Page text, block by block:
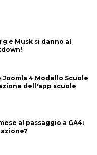
e Musk si danno al
4 Modello Scuole
dell'app scuole
al passaggio a GA4: